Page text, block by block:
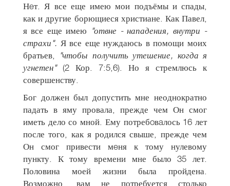
Нeт. Я все еще имею мои подъёмы и спады,
как и другие борющиеся христиане. Как Павел,
я все еще имею "отвне - нападения, внутри -
страхи". Я все еще нуждаюсь в помощи моих
братьев,
"чтобы получить утешение, когда я
угнетен" (2 Кор. 7:5,6). Но я стремлюсь к
совершенству.
Бог должен был допустить мне неоднократно
падать в яму провала, прежде чем Он смог
иметь дело со мной. Ему потребoвaлось 16 лет
после того, как я родился свыше, прежде чем
Он смог привести мeня к тому нулевому
пункту. К тому времени мне было 35 лет.
Половина моей жизни была пройдена.
Возможно, вам не потребуется столько